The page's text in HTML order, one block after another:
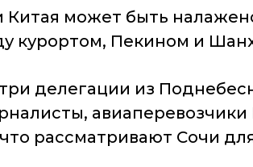
может быть
курортом, Пекином и
делегации из
авиаперевозчики
рассматривают Сочи